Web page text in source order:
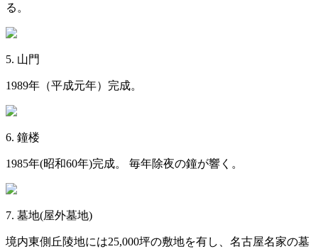
る。
5. 山門
1989年（平成元年）完成。
6. 鐘楼
1985年(昭和60年)完成。 毎年除夜の鐘が響く。
7. 墓地(屋外墓地)
境内東側丘陵地には25,000坪の敷地を有し、名古屋名家の墓